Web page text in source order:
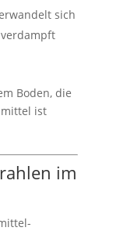
sich
Boden, die
ist
im